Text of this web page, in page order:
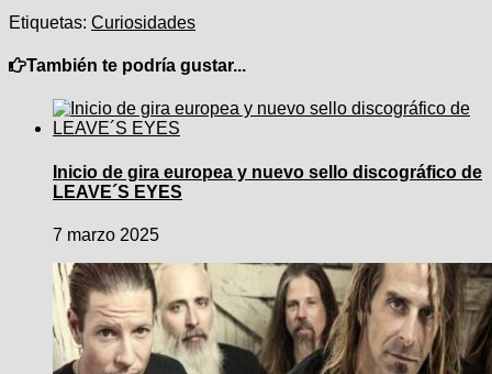
Etiquetas: Curiosidades
También te podría gustar...
Inicio de gira europea y nuevo sello discográfico de
LEAVE´S EYES
7 marzo 2025